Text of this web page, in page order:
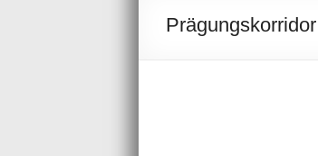
Prägungskorridor